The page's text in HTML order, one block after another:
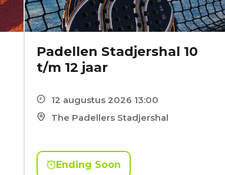
Padellen Stadjershal 10
t/m 12 jaar
12 augustus 2026 13:00
The Padellers Stadjershal
Ending Soon